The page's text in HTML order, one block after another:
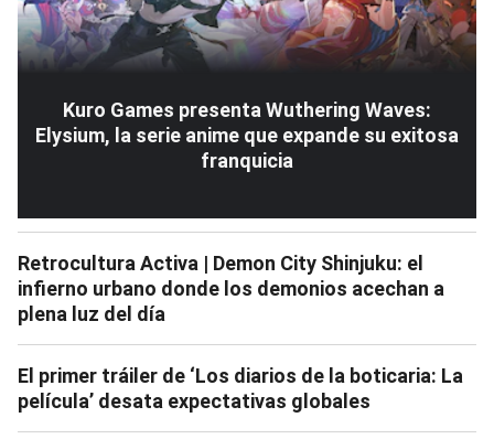
Kuro Games presenta Wuthering Waves:
Elysium, la serie anime que expande su exitosa
franquicia
Retrocultura Activa | Demon City Shinjuku: el
infierno urbano donde los demonios acechan a
plena luz del día
El primer tráiler de ‘Los diarios de la boticaria: La
película’ desata expectativas globales